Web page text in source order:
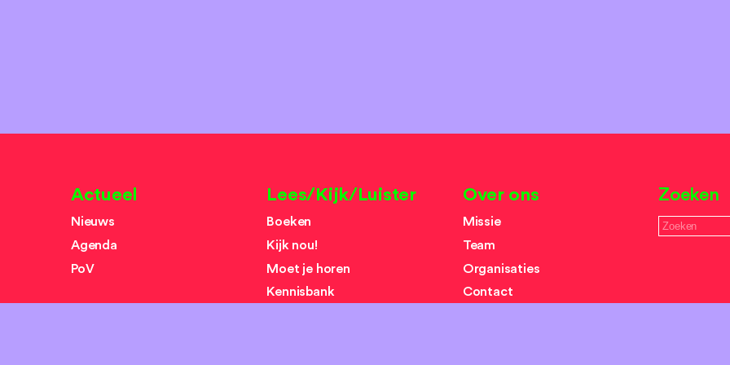
Actueel
Nieuws
Agenda
PoV
Lees/Kijk/Luister
Boeken
Kijk nou!
Moet je horen
Kennisbank
Over ons
Missie
Team
Organisaties
Contact
Zoeken